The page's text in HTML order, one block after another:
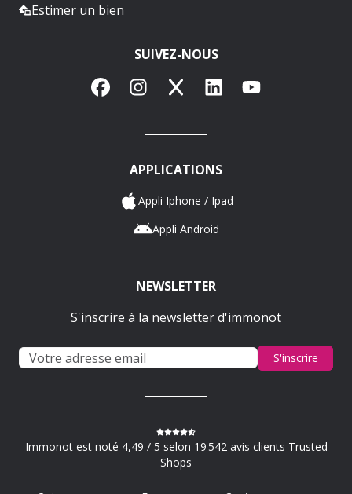
Estimer un bien
SUIVEZ-NOUS
FacebookInstagram
X LinkedInYouTube
APPLICATIONS
Appli Iphone / Ipad
Appli Android
NEWSLETTER
S'inscrire à la newsletter d'immonot
S'inscrire
Immonot est noté 4,49 / 5 selon 19 542 avis clients Trusted
Shops